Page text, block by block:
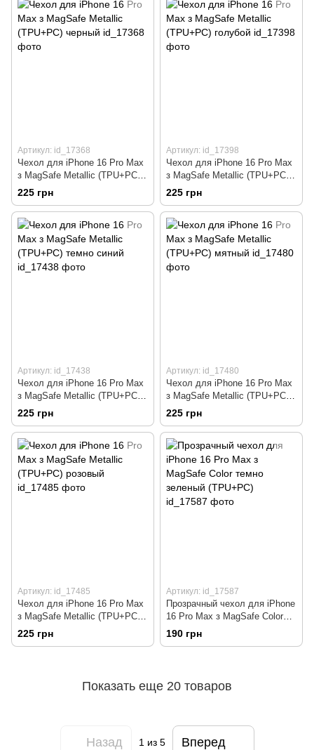
Артикул: id_17368
Чехол для iPhone 16 Pro Max
з MagSafe Metallic (TPU+PC)
черный
225 грн
Артикул: id_17398
Чехол для iPhone 16 Pro Max
з MagSafe Metallic (TPU+PC)
голубой
225 грн
Артикул: id_17438
Чехол для iPhone 16 Pro Max
з MagSafe Metallic (TPU+PC)
темно синий
225 грн
Артикул: id_17480
Чехол для iPhone 16 Pro Max
з MagSafe Metallic (TPU+PC)
мятный
225 грн
Артикул: id_17485
Чехол для iPhone 16 Pro Max
з MagSafe Metallic (TPU+PC)
розовый
225 грн
Артикул: id_17587
Прозрачный чехол для iPhone
16 Pro Max з MagSafe Color
темно зеленый (TPU+PC)
190 грн
Показать еще 20 товаров
Назад 1из 5 Вперед